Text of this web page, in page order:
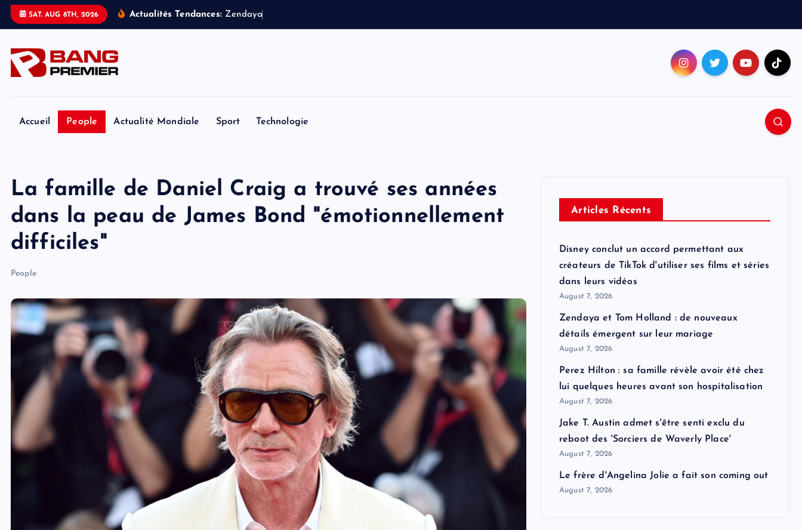
SAT. AUG 8TH, 2026 Actualités Tendances: Zendaya
Accueil People Actualité Mondiale Sport Technologie
La famille de Daniel Craig a trouvé ses années
dans la peau de James Bond "émotionnellement
difficiles"
People
Articles Récents
Disney conclut un accord permettant aux
créateurs de TikTok d'utiliser ses films et séries
dans leurs vidéos
August 7, 2026
Zendaya et Tom Holland : de nouveaux
détails émergent sur leur mariage
August 7, 2026
Perez Hilton : sa famille révèle avoir été chez
lui quelques heures avant son hospitalisation
August 7, 2026
Jake T. Austin admet s'être senti exclu du
reboot des 'Sorciers de Waverly Place'
August 7, 2026
Le frère d'Angelina Jolie a fait son coming out
August 7, 2026